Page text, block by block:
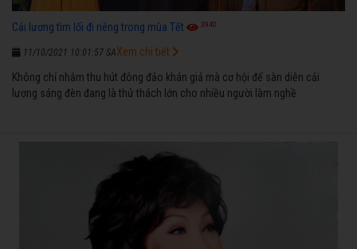
Cải lương tìm lối đi riêng trong mùa Tết 3940
11/10/2021 10:01:57 SA
Không chỉ nhằm thu hút đông đảo khán giả mà cơ hội để sàn diễn cải
lương sáng đèn đang là thử thách lớn cho nhiều người làm nghề
Xem chi tiết